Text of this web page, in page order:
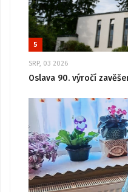
5
SRP, 03 2026
Oslava 90. výročí